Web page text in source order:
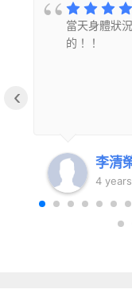
當天身體狀
的！！
李清
4
‹